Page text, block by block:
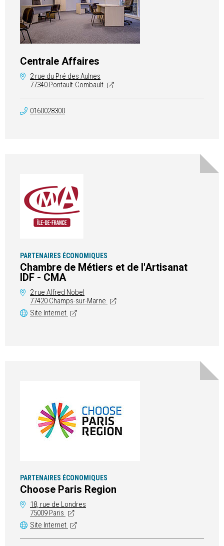
Centrale Affaires
2 rue du Pré des Aulnes
77340 Pontault-Combault
0160028300
PARTENAIRES ÉCONOMIQUES
Chambre de Métiers et de l'Artisanat
IDF - CMA
2 rue Alfred Nobel
77420 Champs-sur-Marne
Site Internet
PARTENAIRES ÉCONOMIQUES
Choose Paris Region
18, rue de Londres
75009 Paris
Site Internet